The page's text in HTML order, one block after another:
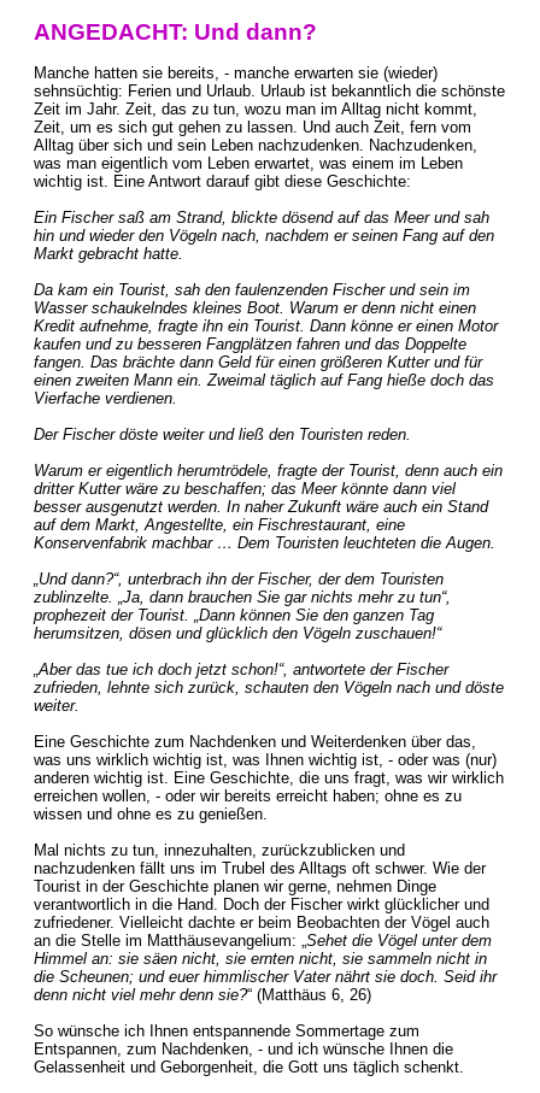
ANGEDACHT: Und dann?
Manche hatten sie bereits, - manche erwarten sie (wieder)
sehnsüchtig: Ferien und Urlaub. Urlaub ist bekanntlich die schönste
Zeit im Jahr. Zeit, das zu tun, wozu man im Alltag nicht kommt,
Zeit, um es sich gut gehen zu lassen. Und auch Zeit, fern vom
Alltag über sich und sein Leben nachzudenken. Nachzudenken,
was man eigentlich vom Leben erwartet, was einem im Leben
wichtig ist. Eine Antwort darauf gibt diese Geschichte:
Ein Fischer saß am Strand, blickte dösend auf das Meer und sah
hin und wieder den Vögeln nach, nachdem er seinen Fang auf den
Markt gebracht hatte.
Da kam ein Tourist, sah den faulenzenden Fischer und sein im
Wasser schaukelndes kleines Boot. Warum er denn nicht einen
Kredit aufnehme, fragte ihn ein Tourist. Dann könne er einen Motor
kaufen und zu besseren Fangplätzen fahren und das Doppelte
fangen. Das brächte dann Geld für einen größeren Kutter und für
einen zweiten Mann ein. Zweimal täglich auf Fang hieße doch das
Vierfache verdienen.
Der Fischer döste weiter und ließ den Touristen reden.
Warum er eigentlich herumtrödele, fragte der Tourist, denn auch ein
dritter Kutter wäre zu beschaffen; das Meer könnte dann viel
besser ausgenutzt werden. In naher Zukunft wäre auch ein Stand
auf dem Markt, Angestellte, ein Fischrestaurant, eine
Konservenfabrik machbar … Dem Touristen leuchteten die Augen.
„Und dann?“, unterbrach ihn der Fischer, der dem Touristen
zublinzelte. „Ja, dann brauchen Sie gar nichts mehr zu tun“,
prophezeit der Tourist. „Dann können Sie den ganzen Tag
herumsitzen, dösen und glücklich den Vögeln zuschauen!“
„Aber das tue ich doch jetzt schon!“, antwortete der Fischer
zufrieden, lehnte sich zurück, schauten den Vögeln nach und döste
weiter.
Eine Geschichte zum Nachdenken und Weiterdenken über das,
was uns wirklich wichtig ist, was Ihnen wichtig ist, - oder was (nur)
anderen wichtig ist. Eine Geschichte, die uns fragt, was wir wirklich
erreichen wollen, - oder wir bereits erreicht haben; ohne es zu
wissen und ohne es zu genießen.
Mal nichts zu tun, innezuhalten, zurückzublicken und
nachzudenken fällt uns im Trubel des Alltags oft schwer. Wie der
Tourist in der Geschichte planen wir gerne, nehmen Dinge
verantwortlich in die Hand. Doch der Fischer wirkt glücklicher und
zufriedener. Vielleicht dachte er beim Beobachten der Vögel auch
an die Stelle im Matthäusevangelium: „Sehet die Vögel unter dem
Himmel an: sie säen nicht, sie ernten nicht, sie sammeln nicht in
die Scheunen; und euer himmlischer Vater nährt sie doch. Seid ihr
denn nicht viel mehr denn sie?“ (Matthäus 6, 26)
So wünsche ich Ihnen entspannende Sommertage zum
Entspannen, zum Nachdenken, - und ich wünsche Ihnen die
Gelassenheit und Geborgenheit, die Gott uns täglich schenkt.